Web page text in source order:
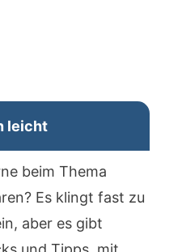
leicht
beim Thema
Es klingt fast zu
aber es gibt